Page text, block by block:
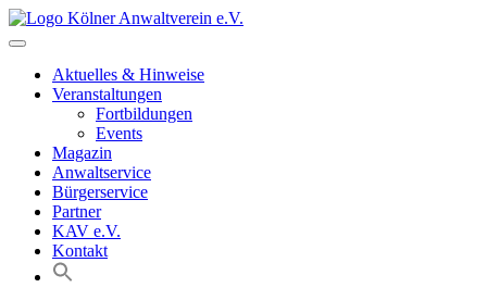
Skip
to
Aktuelles & Hinweise
Veranstaltungen
Fortbildungen
Events
Magazin
Anwaltservice
Bürgerservice
Partner
KAV e.V.
Kontakt